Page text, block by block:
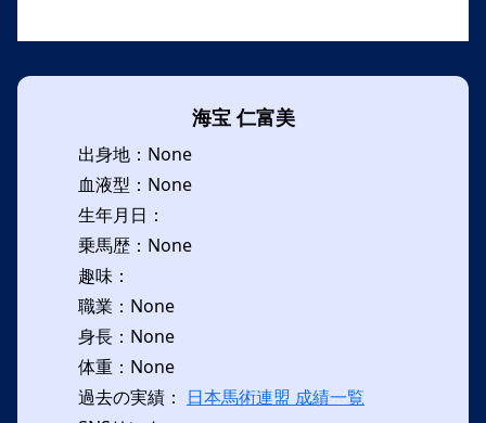
海宝 仁富美
出身地：None
血液型：None
生年月日：
乗馬歴：None
趣味：
職業：None
身長：None
体重：None
過去の実績： 日本馬術連盟 成績一覧